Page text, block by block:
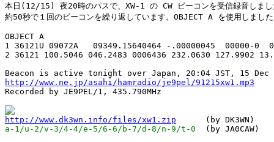
本日(12/15) 夜20時のパスで、XW-1 の CW ビーコンを受信録音しまし
約50秒で１回のビーコンを繰り返しています。OBJECT A を使用しまし
OBJECT A
1 36121U 09072A   09349.15640464 -.00000045  00000-0
2 36121 100.5046 046.2483 0006436 232.0630 127.9902
http://www.ne.jp/asahi/hamradio/je9pel/91215xw1.mp3
Recorded by JE9PEL/1, 435.790MHz
http://www.dk3wn.info/files/xw1.zip
a-1/u-2/v-3/4-4/e-5/6-6/b-7/d-8/n-9/t-0
  (by JA0CAW)